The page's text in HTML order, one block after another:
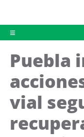
Puebla
vial